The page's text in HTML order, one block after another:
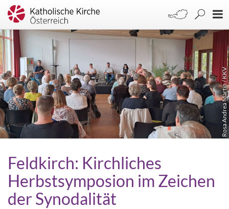
Rosa Andrea Martin / KKV
Feldkirch: Kirchliches
Herbstsymposion im Zeichen
der Synodalität